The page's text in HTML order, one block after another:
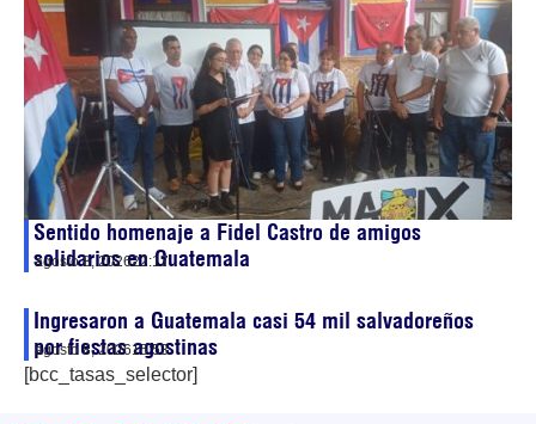
Sentido homenaje a Fidel Castro de amigos
solidarios en Guatemala
agosto 8, 202622:17
Ingresaron a Guatemala casi 54 mil salvadoreños
por fiestas agostinas
agosto 8, 202615:53
[bcc_tasas_selector]